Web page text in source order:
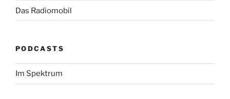
Das Radiomobil
PODCASTS
Im Spektrum